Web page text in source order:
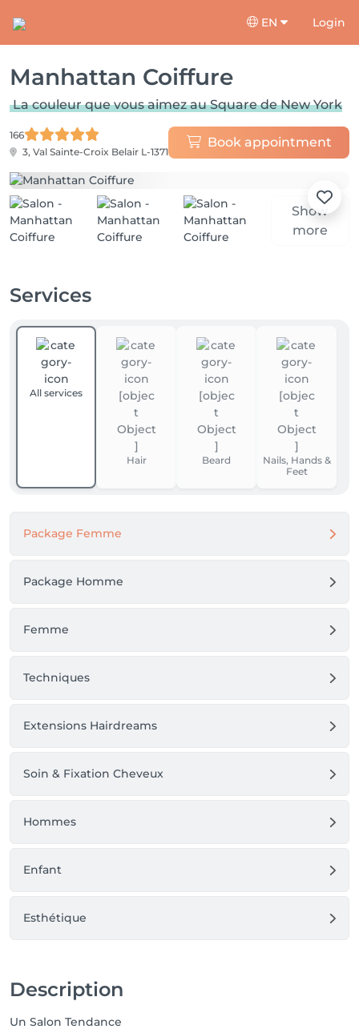
EN Login
Manhattan Coiffure
La couleur que vous aimez au Square de New York
166
3, Val Sainte-Croix Belair L-1371
Book appointment
Show
more
Services
All services
Hair Beard
Nails, Hands &
Feet
Package Femme
Package Homme
Femme
Techniques
Extensions Hairdreams
Soin & Fixation Cheveux
Hommes
Enfant
Esthétique
Description
Un Salon Tendance